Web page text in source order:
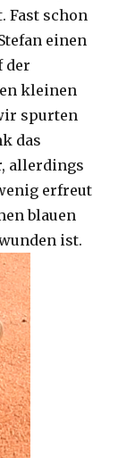
Fast schon
einen
der
kleinen
spurten
das
allerdings
erfreut
blauen
ist.